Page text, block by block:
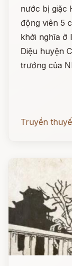
nước bị giặc
động viên 5
khởi nghĩa ở
Diệu huyện
trướng của
Truyền